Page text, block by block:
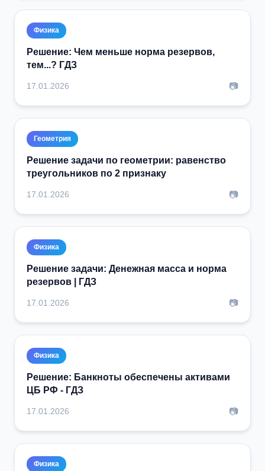
Физика
Решение: Чем меньше норма резервов,
тем...? ГДЗ
17.01.2026 📷
Геометрия
Решение задачи по геометрии: равенство
треугольников по 2 признаку
17.01.2026 📷
Физика
Решение задачи: Денежная масса и норма
резервов | ГДЗ
17.01.2026 📷
Физика
Решение: Банкноты обеспечены активами
ЦБ РФ - ГДЗ
17.01.2026 📷
Физика